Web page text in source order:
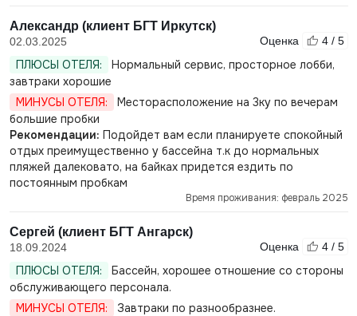
Александр (клиент БГТ Иркутск)
02.03.2025 Оценка 4 / 5
ПЛЮСЫ ОТЕЛЯ:
Нормальный сервис, просторное лобби,
завтраки хорошие
МИНУСЫ ОТЕЛЯ:
Месторасположение на 3ку по вечерам
большие пробки
Рекомендации: Подойдет вам если планируете спокойный
отдых преимущественно у бассейна т.к до нормальных
пляжей далековато, на байках придется ездить по
постоянным пробкам
Время проживания: февраль 2025
Сергей (клиент БГТ Ангарск)
18.09.2024 Оценка 4 / 5
ПЛЮСЫ ОТЕЛЯ:
Бассейн, хорошее отношение со стороны
обслуживающего персонала.
МИНУСЫ ОТЕЛЯ:
Завтраки по разнообразнее.